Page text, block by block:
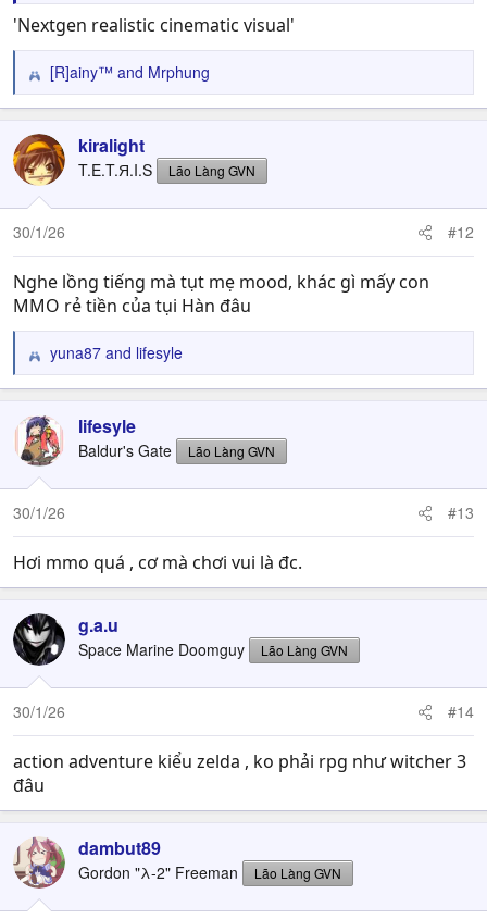
Việc đầu tiên của ta khi vào chơi game này là: giảm
contrast, saturation và sharpness. Xem cái video preview
trên muốn đui con mắt, y chang mấy cái reshade rẻ tiền
'Nextgen realistic cinematic visual'
R
e
c
t
i
o
n
[R]ainy™ and Mrphung
kiralight
T.E.T.Я.I.S Lão Làng GVN
30/1/26 #12
Nghe lồng tiếng mà tụt mẹ mood, khác gì mấy con
MMO rẻ tiền của tụi Hàn đâu
R
e
c
t
i
o
n
yuna87 and lifesyle
lifesyle
Baldur's Gate Lão Làng GVN
30/1/26 #13
Hơi mmo quá , cơ mà chơi vui là đc.
g.a.u
Space Marine Doomguy Lão Làng GVN
30/1/26 #14
action adventure kiểu zelda , ko phải rpg như witcher 3
đâu
dambut89
Gordon "λ-2" Freeman Lão Làng GVN